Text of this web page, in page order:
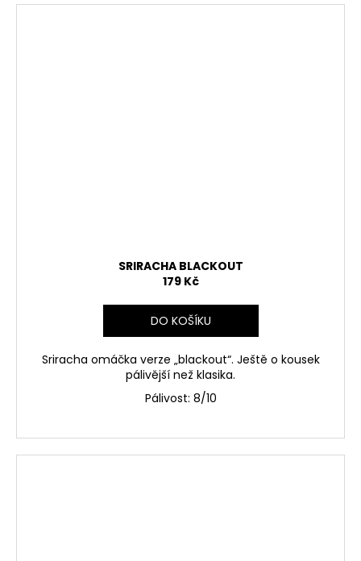
SRIRACHA BLACKOUT
179 Kč
DO KOŠÍKU
Sriracha omáčka verze „blackout“. Ještě o kousek
pálivější než klasika.
Pálivost: 8/10